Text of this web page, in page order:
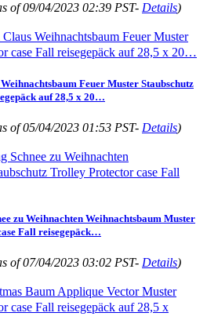
of 09/04/2023 02:39 PST- Details)
Feuer Muster Staubschutz
auf 28,5 x 20…
of 05/04/2023 01:53 PST- Details)
zu Weihnachten Weihnachtsbaum Muster
Fall reisegepäck…
of 07/04/2023 03:02 PST- Details)